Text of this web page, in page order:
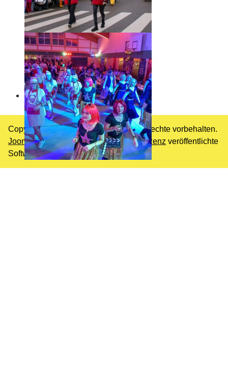
Copyright © 2026 Schlossfinken. Alle Rechte vorbehalten.
Joomla!ist freie, unter derGNU/GPL-Lizenz veröffentlichte
Software.